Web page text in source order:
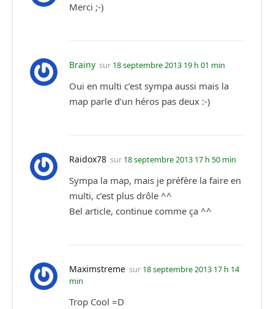
Merci ;-)
Brainy sur 18 septembre 2013 19 h 01 min
Oui en multi c’est sympa aussi mais la
map parle d’un héros pas deux :-)
Raidox78 sur 18 septembre 2013 17 h 50 min
Sympa la map, mais je préfère la faire en
multi, c’est plus drôle ^^
Bel article, continue comme ça ^^
Maximstreme sur 18 septembre 2013 17 h 14
min
Trop Cool =D